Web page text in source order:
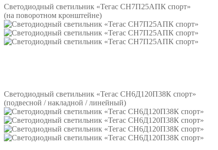
Светодиодный светильник «Тегас СН7П25АПК спорт»
(на поворотном кронштейне)
Светодиодный светильник «Тегас СН6Д120П38К спорт»
(подвесной / накладной / линейный)